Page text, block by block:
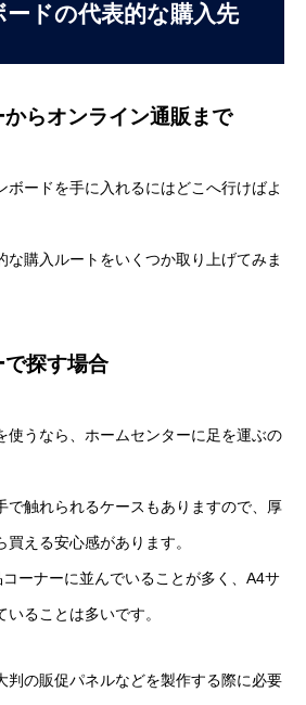
ドの代表的な購入先
らオンライン通販まで
ボードを手に入れるにはどこへ行けばよ
な購入ルートをいくつか取り上げてみま
探す場合
使うなら、ホームセンターに足を運ぶの
で触れられるケースもありますので、厚
える安心感があります。
ーナーに並んでいることが多く、A4サ
ることは多いです。
判の販促パネルなどを製作する際に必要